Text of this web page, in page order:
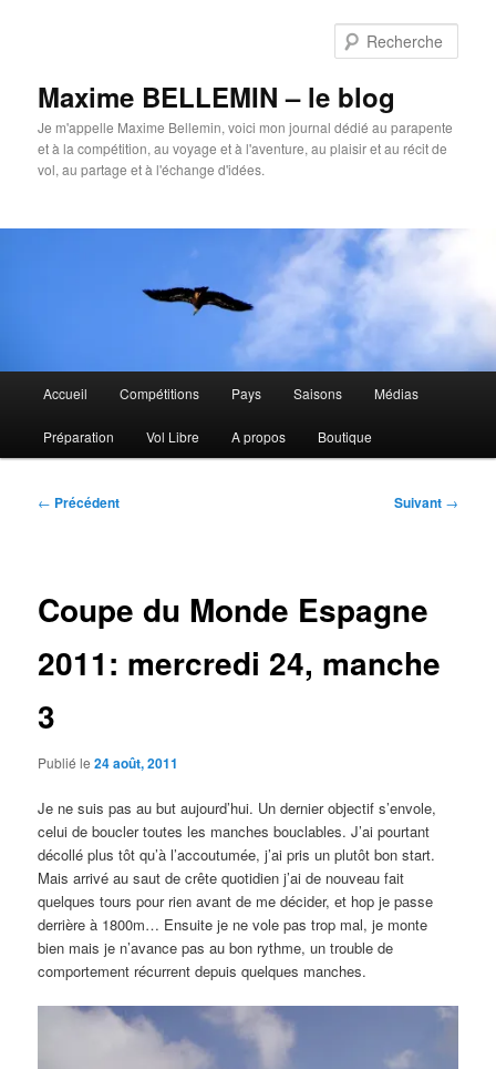
Maxime BELLEMIN – le blog
Je m'appelle Maxime Bellemin, voici mon journal dédié au parapente
et à la compétition, au voyage et à l'aventure, au plaisir et au récit de
vol, au partage et à l'échange d'idées.
principal
Accueil Compétitions Pays Saisons Médias
Préparation Vol Libre A propos Boutique
Navigation
← Précédent Suivant →
Coupe du Monde Espagne
2011: mercredi 24, manche
3
Publié le24 août, 2011
Je ne suis pas au but aujourd’hui. Un dernier objectif s’envole,
celui de boucler toutes les manches bouclables. J’ai pourtant
décollé plus tôt qu’à l’accoutumée, j’ai pris un plutôt bon start.
Mais arrivé au saut de crête quotidien j’ai de nouveau fait
quelques tours pour rien avant de me décider, et hop je passe
derrière à 1800m… Ensuite je ne vole pas trop mal, je monte
bien mais je n’avance pas au bon rythme, un trouble de
comportement récurrent depuis quelques manches.